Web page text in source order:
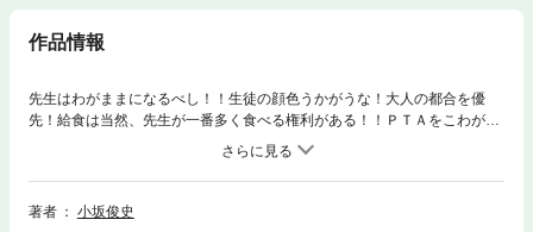
作品情報
先生はわがままになるべし！！生徒の顔色うかがうな！大人の都合を優
先！給食は当然、先生が一番多く食べる権利がある！！ＰＴＡをこわがっ
てはいけない！４コマ王子・小坂俊史の初単行本。
著者
小坂俊史